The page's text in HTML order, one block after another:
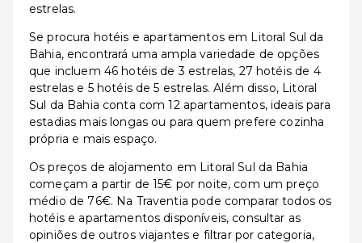
estrelas.
Se procura hotéis e apartamentos em Litoral Sul da
Bahia, encontrará uma ampla variedade de opções
que incluem 46 hotéis de 3 estrelas, 27 hotéis de 4
estrelas e 5 hotéis de 5 estrelas. Além disso, Litoral
Sul da Bahia conta com 12 apartamentos, ideais para
estadias mais longas ou para quem prefere cozinha
própria e mais espaço.
Os preços de alojamento em Litoral Sul da Bahia
começam a partir de 15€ por noite, com um preço
médio de 76€. Na Traventia pode comparar todos os
hotéis e apartamentos disponíveis, consultar as
opiniões de outros viajantes e filtrar por categoria,